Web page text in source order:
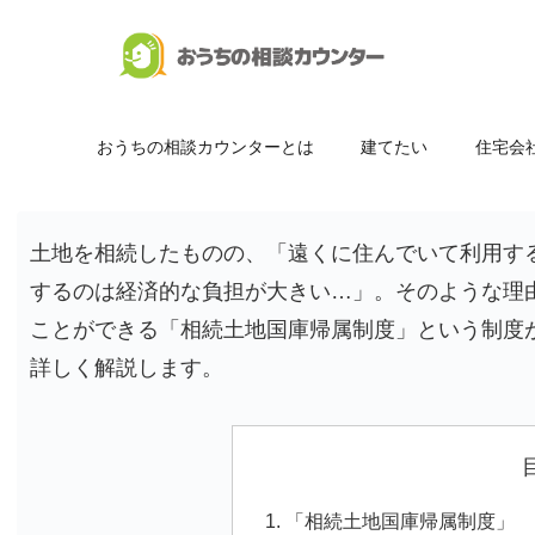
おうちの相談カウンターとは 建てたい 住宅会
土地を相続したものの、「遠くに住んでいて利用
するのは経済的な負担が大きい…」。そのような理
ことができる「相続土地国庫帰属制度」という制
詳しく解説します。
「相続土地国庫帰属制度」